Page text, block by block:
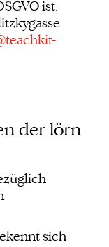
ist:
der lörn
sich